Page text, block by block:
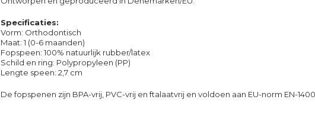
Specificaties:
Vorm: Orthodontisch
Maat: 1 (0-6 maanden)
Fopspeen: 100% natuurlijk rubber/latex
Schild en ring: Polypropyleen (PP)
Lengte speen: 2,7 cm
De fopspenen zijn BPA-vrij, PVC-vrij en ftalaatvrij en voldoen aan EU-norm EN-1400